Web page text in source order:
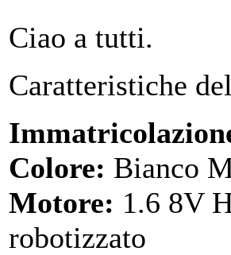
Ciao a tutti.
Caratteristiche
Colore: Bianco
Motore: 1.6 8V
robotizzato